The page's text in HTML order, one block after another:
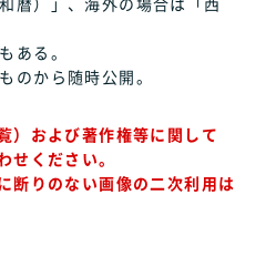
ある。
のから随時公開。
）および著作権等に関して
せください。
断りのない画像の二次利用は